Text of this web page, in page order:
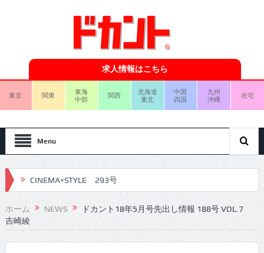
求人情報はこちら
東京 関東
東海
中部
関西
北海道
東北
中国
四国
九州
沖縄
在宅
Menu
CINEMA×STYLE 293号
CINEMA×STYLE 292号
CINEMA×STYLE 291号
CINEMA×STYLE 290号
ホーム NEWS
ドカント18年5月号先出し情報 188号 VOL.7
吉崎綾